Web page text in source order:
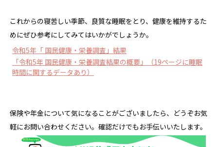
これからの寝苦しい季節、良質な睡眠をとり、健康を維持するた
めにぜひ参考にしてみてはいかがでしょうか。
令和5年「 国民健康・栄養調査」結果
「令和5年 国民健康・栄養調査結果の概要」（19ページに睡眠
時間に関するデータあり）
保険や年金について気になることがございましたら、どうぞお気
軽にお問い合わせください。確認だけでもお手伝いいたします。